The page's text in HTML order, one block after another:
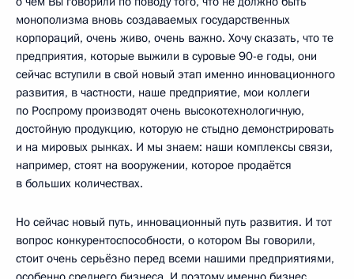
монополизма вновь создаваемых государственных
корпораций, очень живо, очень важно. Хочу сказать, что те
предприятия, которые выжили в суровые 90-е годы, они
сейчас вступили в свой новый этап именно инновационного
развития, в частности, наше предприятие, мои коллеги
по Роспрому производят очень высокотехнологичную,
достойную продукцию, которую не стыдно демонстрировать
и на мировых рынках. И мы знаем: наши комплексы связи,
например, стоят на вооружении, которое продаётся
в больших количествах.
Но сейчас новый путь, инновационный путь развития. И тот
вопрос конкурентоспособности, о котором Вы говорили,
стоит очень серьёзно перед всеми нашими предприятиями,